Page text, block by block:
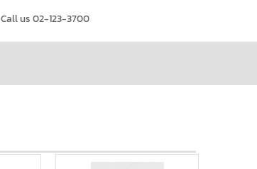
Call us 02-123-3700